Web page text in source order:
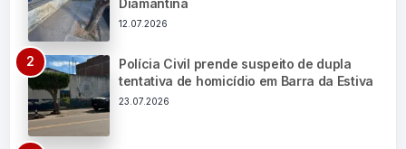
12.07.2026
Polícia Civil prende suspeito de dupla
tentativa de homicídio em Barra da Estiva
23.07.2026